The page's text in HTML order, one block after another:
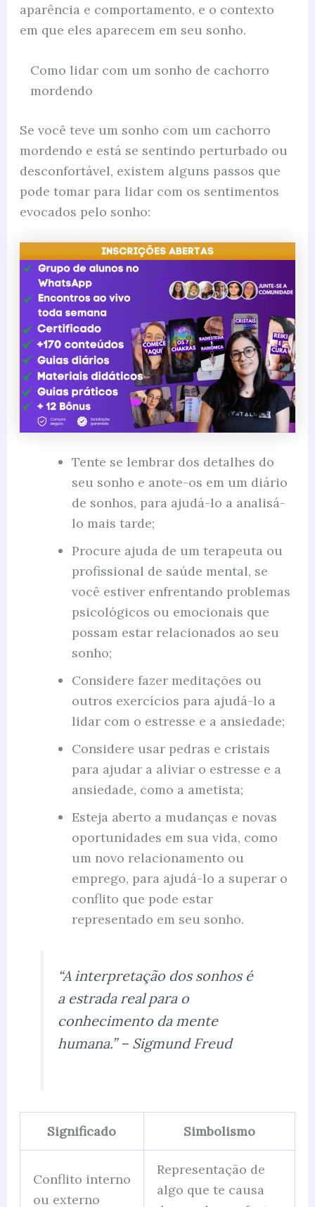
aparência e comportamento, e o contexto
em que eles aparecem em seu sonho.
Como lidar com um sonho de cachorro
mordendo
Se você teve um sonho com um cachorro
mordendo e está se sentindo perturbado ou
desconfortável, existem alguns passos que
pode tomar para lidar com os sentimentos
evocados pelo sonho:
Tente se lembrar dos detalhes do
seu sonho e anote-os em um diário
de sonhos, para ajudá-lo a analisá-
lo mais tarde;
Procure ajuda de um terapeuta ou
profissional de saúde mental, se
você estiver enfrentando problemas
psicológicos ou emocionais que
possam estar relacionados ao seu
sonho;
Considere fazer meditações ou
outros exercícios para ajudá-lo a
lidar com o estresse e a ansiedade;
Considere usar pedras e cristais
para ajudar a aliviar o estresse e a
ansiedade, como a ametista;
Esteja aberto a mudanças e novas
oportunidades em sua vida, como
um novo relacionamento ou
emprego, para ajudá-lo a superar o
conflito que pode estar
representado em seu sonho.
“A interpretação dos sonhos é
a estrada real para o
conhecimento da mente
humana.”– Sigmund Freud
Significado Simbolismo
Conflito interno
ou externo
Representação de
algo que te causa